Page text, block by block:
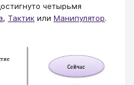
четырьмя
, Тактик или Манипулятор.